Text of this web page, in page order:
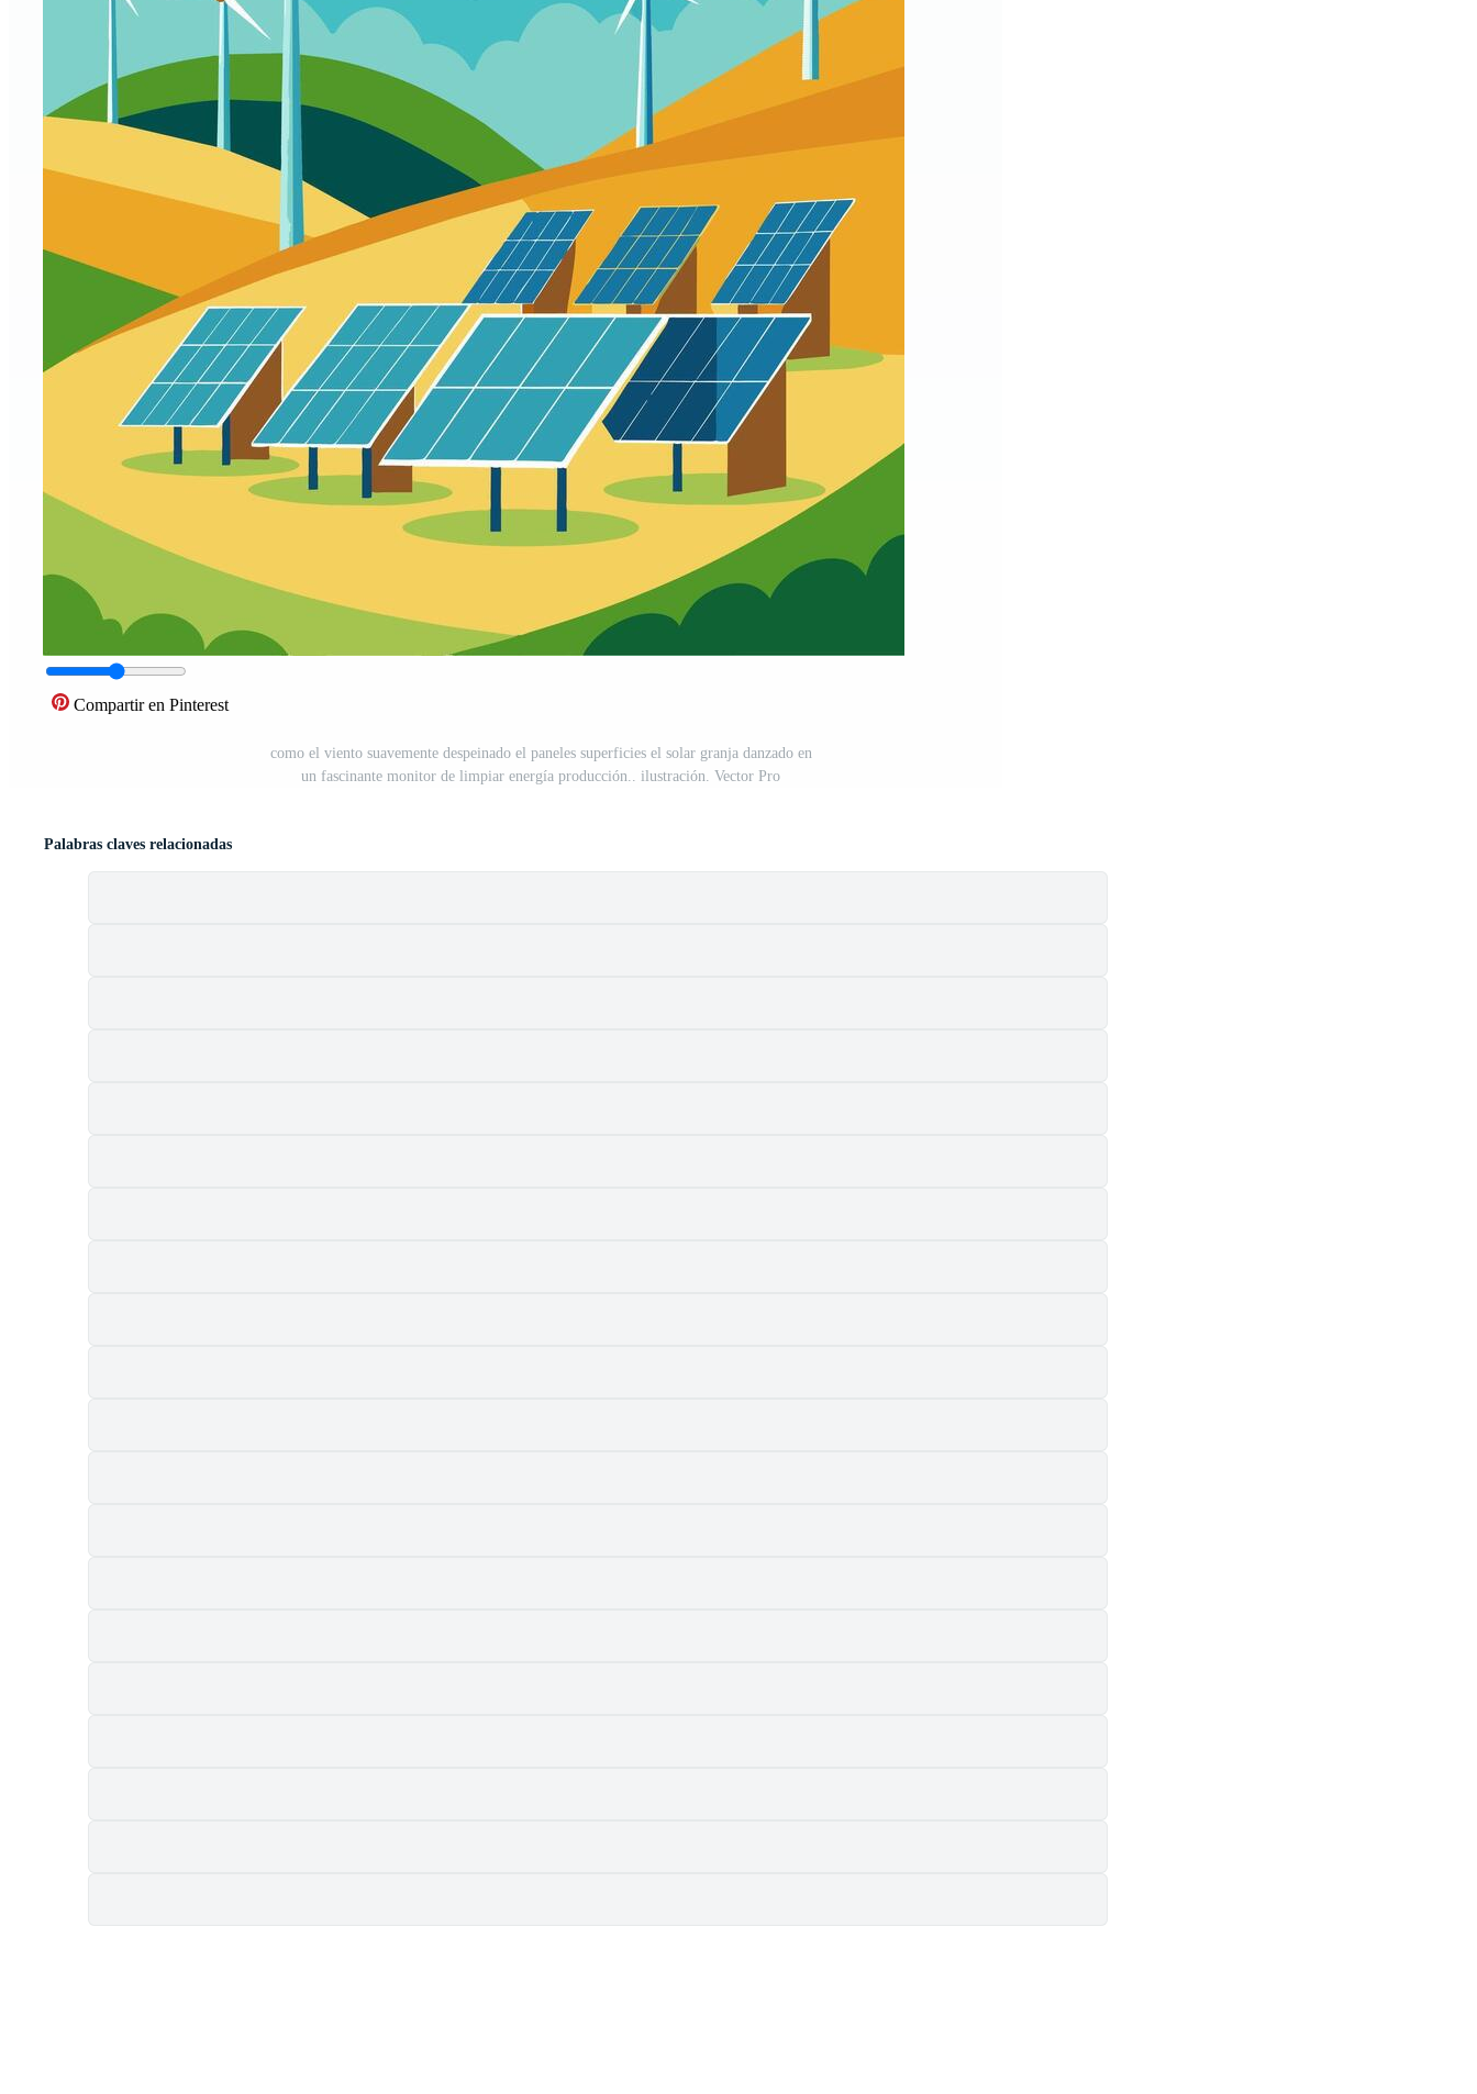
Compartir en Pinterest
como el viento suavemente despeinado el paneles superficies el solar granja danzado en
un fascinante monitor de limpiar energía producción.. ilustración. Vector Pro
Palabras claves relacionadas